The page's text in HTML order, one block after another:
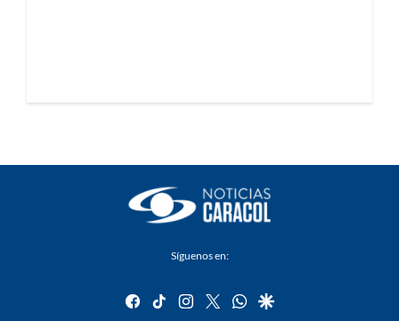
Síguenos en:
facebook
tiktok instagram
twitterwhatsapp
google